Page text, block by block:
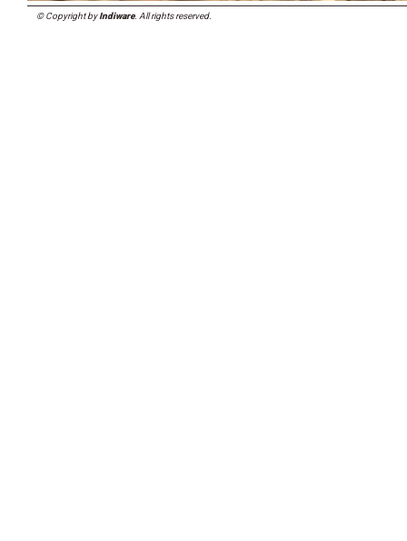
© Copyright byIndiware. All rights reserved.